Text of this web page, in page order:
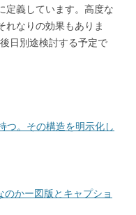
定義しています。高度な
れなりの効果もありま
日別途検討する予定で
つ。その構造を明示化し
かー図版とキャプショ